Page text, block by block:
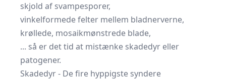
skjold af svampesporer,
vinkelformede felter mellem bladnerverne,
krøllede, mosaikmønstrede blade,
... så er det tid at mistænke skadedyr eller
patogener.
Skadedyr - De fire hyppigste syndere